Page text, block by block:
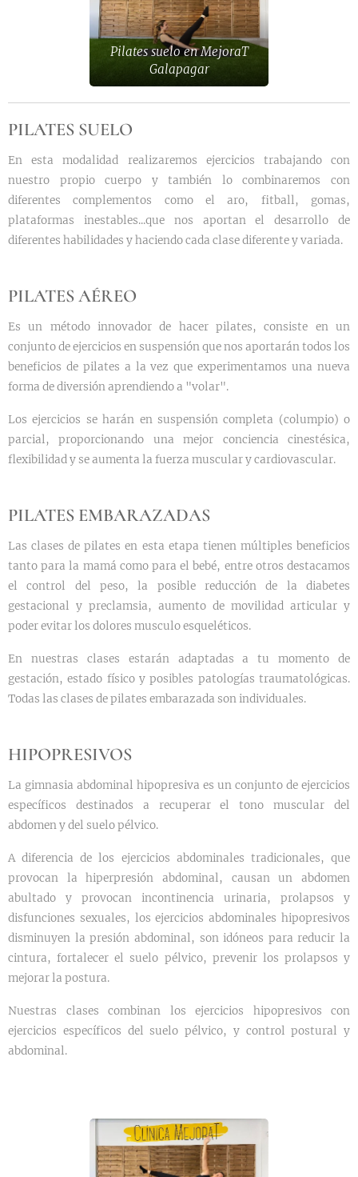
Pilates suelo en MejoraT
Galapagar
PILATES SUELO
En esta modalidad realizaremos ejercicios trabajando con
nuestro propio cuerpo y también lo combinaremos con
diferentes complementos como el aro, fitball, gomas,
plataformas inestables...que nos aportan el desarrollo de
diferentes habilidades y haciendo cada clase diferente y variada.
PILATES AÉREO
Es un método innovador de hacer pilates, consiste en un
conjunto de ejercicios en suspensión que nos aportarán todos los
beneficios de pilates a la vez que experimentamos una nueva
forma de diversión aprendiendo a "volar".
Los ejercicios se harán en suspensión completa (columpio) o
parcial, proporcionando una mejor conciencia cinestésica,
flexibilidad y se aumenta la fuerza muscular y cardiovascular.
PILATES EMBARAZADAS
Las clases de pilates en esta etapa tienen múltiples beneficios
tanto para la mamá como para el bebé, entre otros destacamos
el control del peso, la posible reducción de la diabetes
gestacional y preclamsia, aumento de movilidad articular y
poder evitar los dolores musculo esqueléticos.
En nuestras clases estarán adaptadas a tu momento de
gestación, estado físico y posibles patologías traumatológicas.
Todas las clases de pilates embarazada son individuales.
HIPOPRESIVOS
La gimnasia abdominal hipopresiva es un conjunto de ejercicios
específicos destinados a recuperar el tono muscular del
abdomen y del suelo pélvico.
A diferencia de los ejercicios abdominales tradicionales, que
provocan la hiperpresión abdominal, causan un abdomen
abultado y provocan incontinencia urinaria, prolapsos y
disfunciones sexuales, los ejercicios abdominales hipopresivos
disminuyen la presión abdominal, son idóneos para reducir la
cintura, fortalecer el suelo pélvico, prevenir los prolapsos y
mejorar la postura.
Nuestras clases combinan los ejercicios hipopresivos con
ejercicios específicos del suelo pélvico, y control postural y
abdominal.